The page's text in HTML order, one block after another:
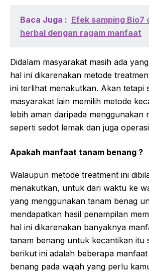
Baca Juga : Efek samping Bio7
herbal dengan ragam manfaat
Didalam masyarakat masih ada
hal ini dikarenakan metode
ini terlihat menakutkan. Akan tetapi
masyarakat lain memilih metode
lebih aman daripada menggunakan
seperti sedot lemak dan juga
Apakah manfaat tanam benang ?
Walaupun metode treatment ini
menakutkan, untuk dari waktu ke
yang menggunakan tanam benag
mendapatkan hasil penampilan
hal ini dikarenakan banyaknya
tanam benang untuk kecantikan itu
berikut ini adalah beberapa
benang pada wajah yang perlu